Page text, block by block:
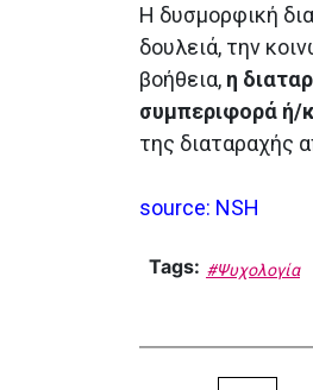
Η δυσμορφική
δουλειά, την
βοήθεια, η
συμπεριφορά ή/
της διαταραχής
source: NSH
Tags: #Ψυχολογία